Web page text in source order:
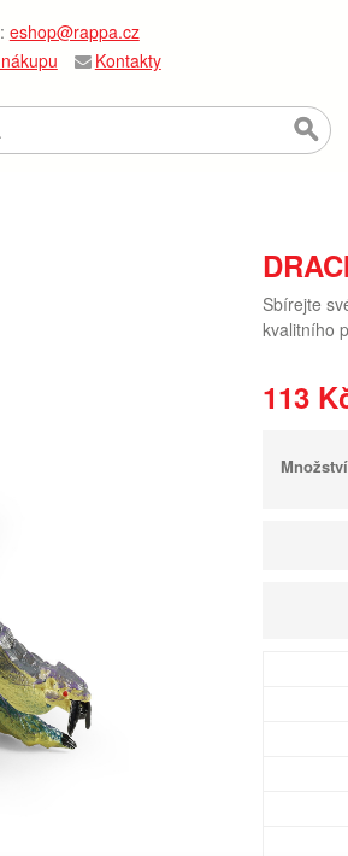
eshop@rappa.cz
Kontakty
Sbírejte
kvalitního
113